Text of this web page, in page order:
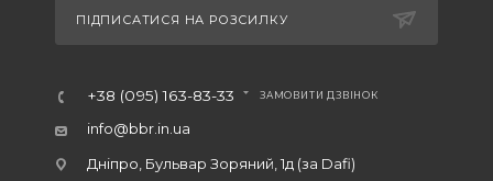
ПІДПИСАТИСЯ НА РОЗСИЛКУ
+38 (095) 163-83-33 ЗАМОВИТИ ДЗВІНОК
info@bbr.in.ua
Дніпро, Бульвар Зоряний, 1д (за Dafi)